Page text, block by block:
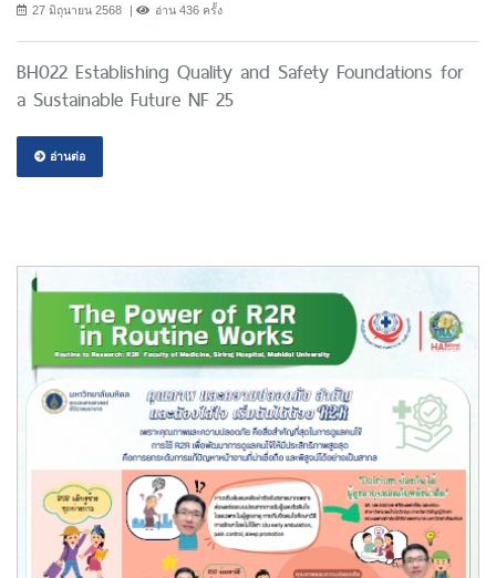
27 มิถุนายน 2568 อ่าน 436 ครั้ง
BH022 Establishing Quality and Safety Foundations for
a Sustainable Future NF 25
อ่านต่อ